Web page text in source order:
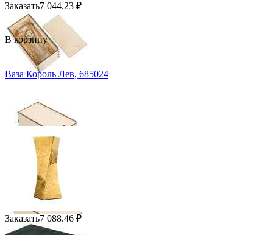
Заказать7 044.23 ₽
В корзину
Ваза Король Лев, 685024
Заказать7 088.46 ₽